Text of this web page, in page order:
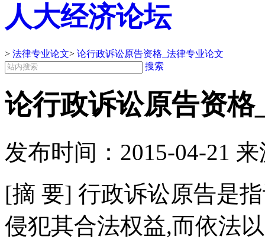
人大经济论坛
> 法律专业论文> 论行政诉讼原告资格_法律专业论文
搜索
论行政诉讼原告资格
发布时间： 2015-04-21 来
[摘 要] 行政诉讼原告是
侵犯其合法权益,而依法